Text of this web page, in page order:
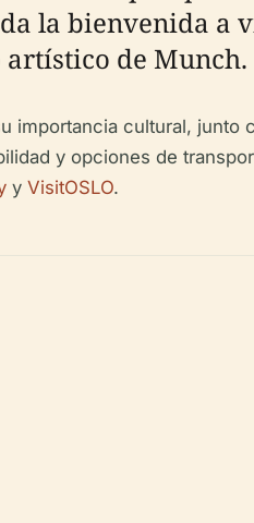
la bienvenida a
de Munch.
importancia cultural, junto
y opciones de
y VisitOSLO.